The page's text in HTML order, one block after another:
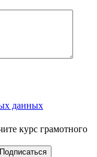
данных
курс грамотного